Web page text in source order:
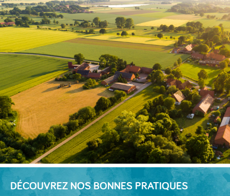
DÉCOUVREZ NOS BONNES PRATIQUES